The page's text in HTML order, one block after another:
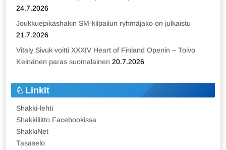
24.7.2026
Joukkuepikashakin SM-kilpailun ryhmäjako on julkaistu
21.7.2026
Vitaly Sivuk voitti XXXIV Heart of Finland Openin – Toivo
Keinänen paras suomalainen 20.7.2026
Linkit
Shakki-lehti
Shakkiliitto Facebookissa
ShakkiNet
Tasaselo